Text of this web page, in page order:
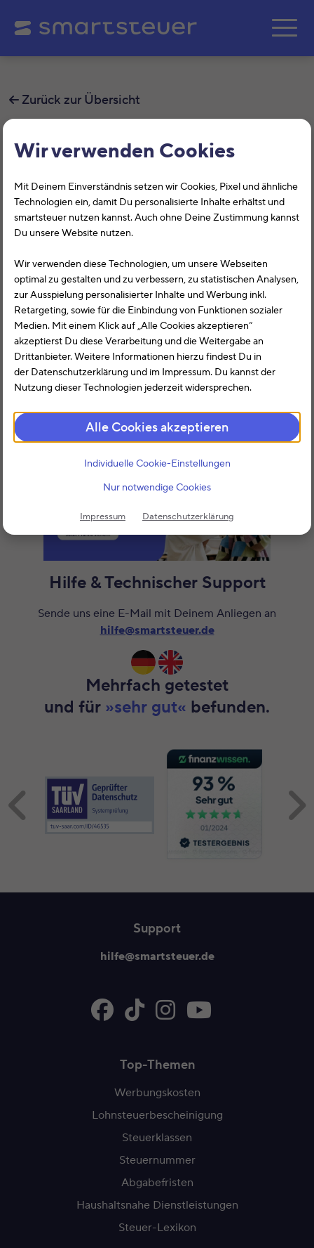
Wir verwenden Cookies
Mit Deinem Einverständnis setzen wir Cookies, Pixel und ähnliche
Technologien ein, damit Du personalisierte Inhalte erhältst und
smartsteuer nutzen kannst. Auch ohne Deine Zustimmung kannst
Du unsere Website nutzen.
Wir verwenden diese Technologien, um unsere Webseiten
optimal zu gestalten und zu verbessern, zu statistischen Analysen,
zur Ausspielung personalisierter Inhalte und Werbung inkl.
Retargeting, sowie für die Einbindung von Funktionen sozialer
Medien. Mit einem Klick auf „Alle Cookies akzeptieren“
akzeptierst Du diese Verarbeitung und die Weitergabe an
Drittanbieter. Weitere Informationen hierzu findest Du in
der Datenschutzerklärung und im Impressum. Du kannst der
Nutzung dieser Technologien jederzeit widersprechen.
Alle Cookies akzeptieren
Individuelle Cookie-Einstellungen
Nur notwendige Cookies
Impressum Datenschutzerklärung
Zum Hauptinhalt
Zurück zur Übersicht
Was sind häufige Gründe für
Einzelveranlagung von
Ehegatten mit 50%-Regel?
Einzelveranlagung von Ehegatten (getrennter
Veranlagung) mit 50%iger Aufteilung ist:
Manchmal teilt das Finanzamt lediglich die Kosten eines
Partners auf und berücksichtigt die Kosten des anderen
Partners nicht.
Laut § 26a EStG geregelt werden Sonderausgaben,
außergewöhnliche Belastungen und die
Steuerermäßigung nach § 35a jeweils zur Hälfte
abgezogen.
Hilfe & Technischer Support
Sende uns eine E-Mail mit Deinem Anliegen an
hilfe@smartsteuer.de
Mehrfach getestet
und für »sehr gut« befunden.
Support
hilfe@smartsteuer.de
Top-Themen
Werbungskosten
Lohnsteuerbescheinigung
Steuerklassen
Steuernummer
Abgabefristen
Haushaltsnahe Dienstleistungen
Steuer-Lexikon